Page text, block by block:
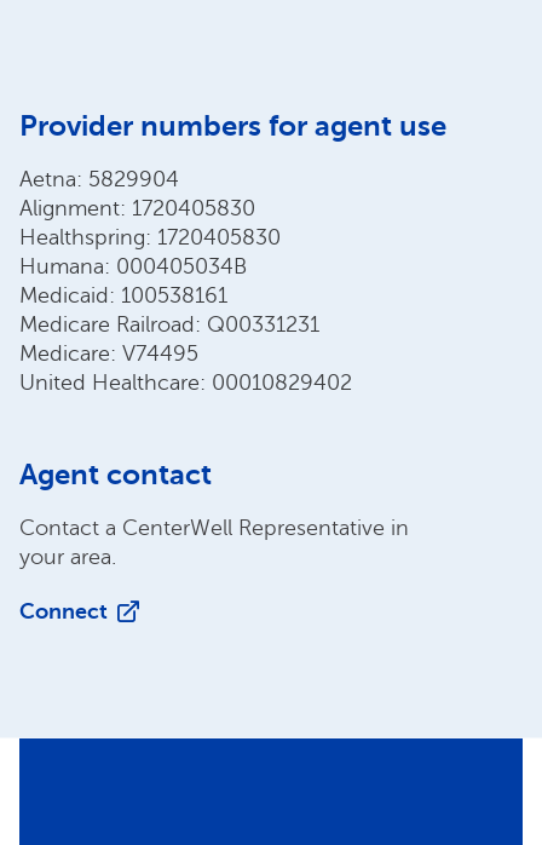
Provider numbers for agent use
Aetna: 5829904
Alignment: 1720405830
Healthspring: 1720405830
Humana: 000405034B
Medicaid: 100538161
Medicare Railroad: Q00331231
Medicare: V74495
United Healthcare: 00010829402
Agent contact
Contact a CenterWell Representative in
your area.
Connect